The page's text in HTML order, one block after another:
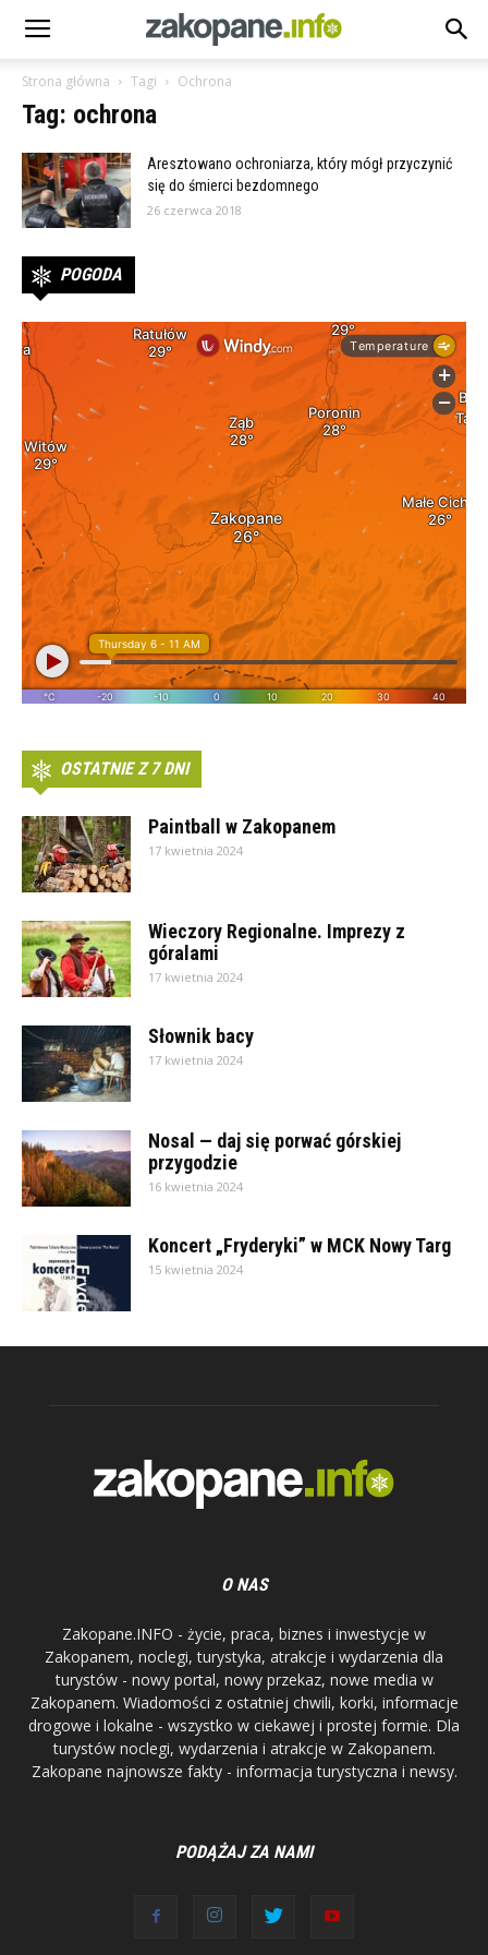
Strona główna Tagi Ochrona
Tag: ochrona
Aresztowano ochroniarza, który mógł przyczynić
się do śmierci bezdomnego
26 czerwca 2018
POGODA
OSTATNIE Z 7 DNI
Paintball w Zakopanem
17 kwietnia 2024
Wieczory Regionalne. Imprezy z
góralami
17 kwietnia 2024
Słownik bacy
17 kwietnia 2024
Nosal — daj się porwać górskiej
przygodzie
16 kwietnia 2024
Koncert „Fryderyki” w MCK Nowy Targ
15 kwietnia 2024
O NAS
Zakopane.INFO - życie, praca, biznes i inwestycje w
Zakopanem, noclegi, turystyka, atrakcje i wydarzenia dla
turystów - nowy portal, nowy przekaz, nowe media w
Zakopanem. Wiadomości z ostatniej chwili, korki, informacje
drogowe i lokalne - wszystko w ciekawej i prostej formie. Dla
turystów noclegi, wydarzenia i atrakcje w Zakopanem.
Zakopane najnowsze fakty - informacja turystyczna i newsy.
PODĄŻAJ ZA NAMI